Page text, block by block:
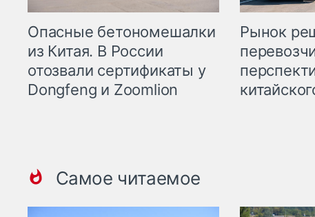
Опасные бетономешалки
из Китая. В России
отозвали сертификаты у
Dongfeng и Zoomlion
Рынок
Самое читаемое